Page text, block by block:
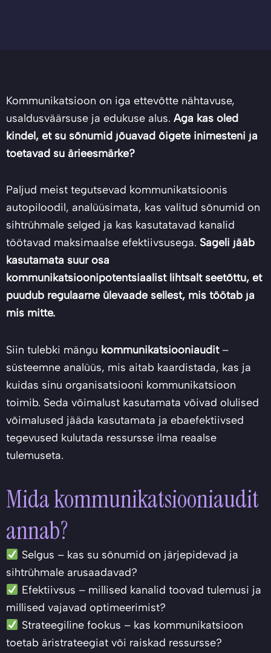
Kommunikatsioon on iga ettevõtte nähtavuse,
usaldusväärsuse ja edukuse alus. Aga kas oled
kindel, et su sõnumid jõuavad õigete inimesteni ja
toetavad su ärieesmärke?
Paljud meist tegutsevad kommunikatsioonis
autopiloodil, analüüsimata, kas valitud sõnumid on
sihtrühmale selged ja kas kasutatavad kanalid
töötavad maksimaalse efektiivsusega. Sageli jääb
kasutamata suur osa
kommunikatsioonipotentsiaalist lihtsalt seetõttu, et
puudub regulaarne ülevaade sellest, mis töötab ja
mis mitte.
Siin tulebki mängu kommunikatsiooniaudit–
süsteemne analüüs, mis aitab kaardistada, kas ja
kuidas sinu organisatsiooni kommunikatsioon
toimib. Seda võimalust kasutamata võivad olulised
võimalused jääda kasutamata ja ebaefektiivsed
tegevused kulutada ressursse ilma reaalse
tulemuseta.
Mida kommunikatsiooniaudit
annab?
Selgus – kas su sõnumid on järjepidevad ja
sihtrühmale arusaadavad?
Efektiivsus – millised kanalid toovad tulemusi ja
millised vajavad optimeerimist?
Strateegiline fookus – kas kommunikatsioon
toetab äristrateegiat või raiskad ressursse?